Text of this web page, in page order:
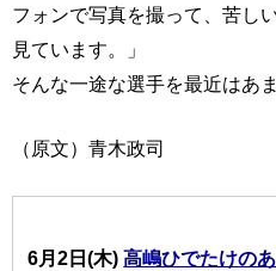
フォンで写真を撮って、苦し
見ています。」
そんな一途な選手を最近はあ
（原文）青木政司
6月2日(木)高嶋ひでたけの